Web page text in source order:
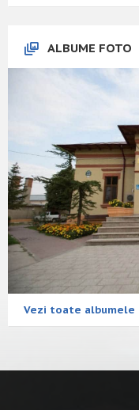
ALBUME FOTO
Vezi toate albumele